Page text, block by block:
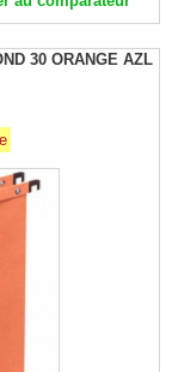
30 ORANGE AZL